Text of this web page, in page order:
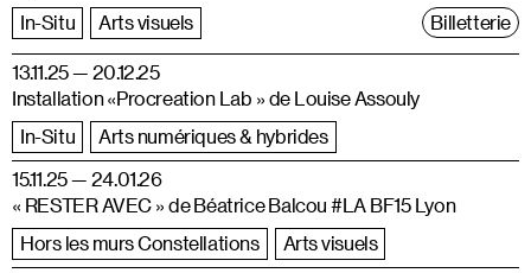
In-Situ Arts visuels Billetterie
13.11.25 — 20.12.25
In-Situ Arts numériques & hybrides
Installation «Procreation Lab » de Louise Assouly
15.11.25 — 24.01.26
Hors les murs Constellations Arts visuels
« RESTER AVEC » de Béatrice Balcou #LA BF15 Lyon